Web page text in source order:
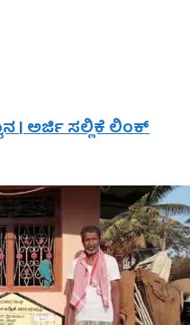
| ಅರ್ಜಿ ಸಲ್ಲಿಕೆ ಲಿಂಕ್